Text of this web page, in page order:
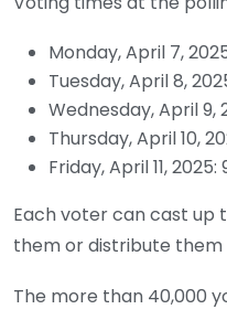
Monday, April 7,
Tuesday, April 8,
Wednesday, April 9,
Thursday, April 10,
Friday, April 11, 2025:
Each voter can cast up
them or distribute
The more than 40,000